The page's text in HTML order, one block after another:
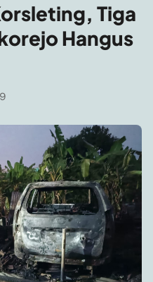
Tiga
Hangus